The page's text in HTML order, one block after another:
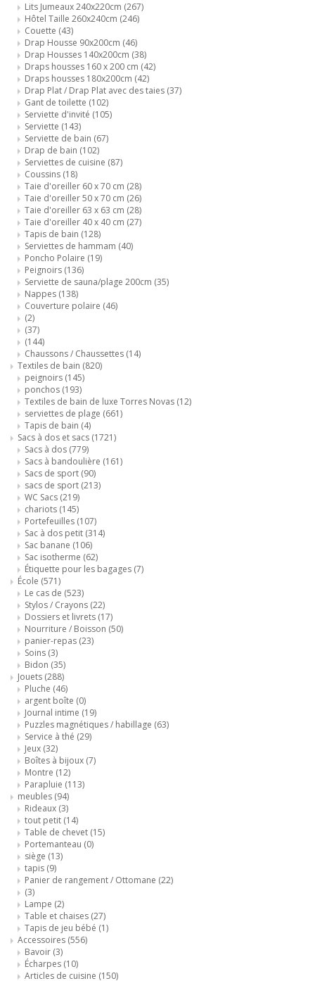
Lits Jumeaux 240x220cm (267)
Hôtel Taille 260x240cm (246)
Couette (43)
Drap Housse 90x200cm (46)
Drap Housses 140x200cm (38)
Draps housses 160 x 200 cm (42)
Draps housses 180x200cm (42)
Drap Plat / Drap Plat avec des taies (37)
Gant de toilette (102)
Serviette d'invité (105)
Serviette (143)
Serviette de bain (67)
Drap de bain (102)
Serviettes de cuisine (87)
Coussins (18)
Taie d'oreiller 60 x 70 cm (28)
Taie d'oreiller 50 x 70 cm (26)
Taie d'oreiller 63 x 63 cm (28)
Taie d'oreiller 40 x 40 cm (27)
Tapis de bain (128)
Serviettes de hammam (40)
Poncho Polaire (19)
Peignoirs (136)
Serviette de sauna/plage 200cm (35)
Nappes (138)
Couverture polaire (46)
(2)
(37)
(144)
Chaussons / Chaussettes (14)
Textiles de bain (820)
peignoirs (145)
ponchos (193)
Textiles de bain de luxe Torres Novas (12)
serviettes de plage (661)
Tapis de bain (4)
Sacs à dos et sacs (1721)
Sacs à dos (779)
Sacs à bandoulière (161)
Sacs de sport (90)
sacs de sport (213)
WC Sacs (219)
chariots (145)
Portefeuilles (107)
Sac à dos petit (314)
Sac banane (106)
Sac isotherme (62)
Étiquette pour les bagages (7)
École (571)
Le cas de (523)
Stylos / Crayons (22)
Dossiers et livrets (17)
Nourriture / Boisson (50)
panier-repas (23)
Soins (3)
Bidon (35)
Jouets (288)
Pluche (46)
argent boîte (0)
Journal intime (19)
Puzzles magnétiques / habillage (63)
Service à thé (29)
Jeux (32)
Boîtes à bijoux (7)
Montre (12)
Parapluie (113)
meubles (94)
Rideaux (3)
tout petit (14)
Table de chevet (15)
Portemanteau (0)
siège (13)
tapis (9)
Panier de rangement / Ottomane (22)
(3)
Lampe (2)
Table et chaises (27)
Tapis de jeu bébé (1)
Accessoires (556)
Bavoir (3)
Écharpes (10)
Articles de cuisine (150)